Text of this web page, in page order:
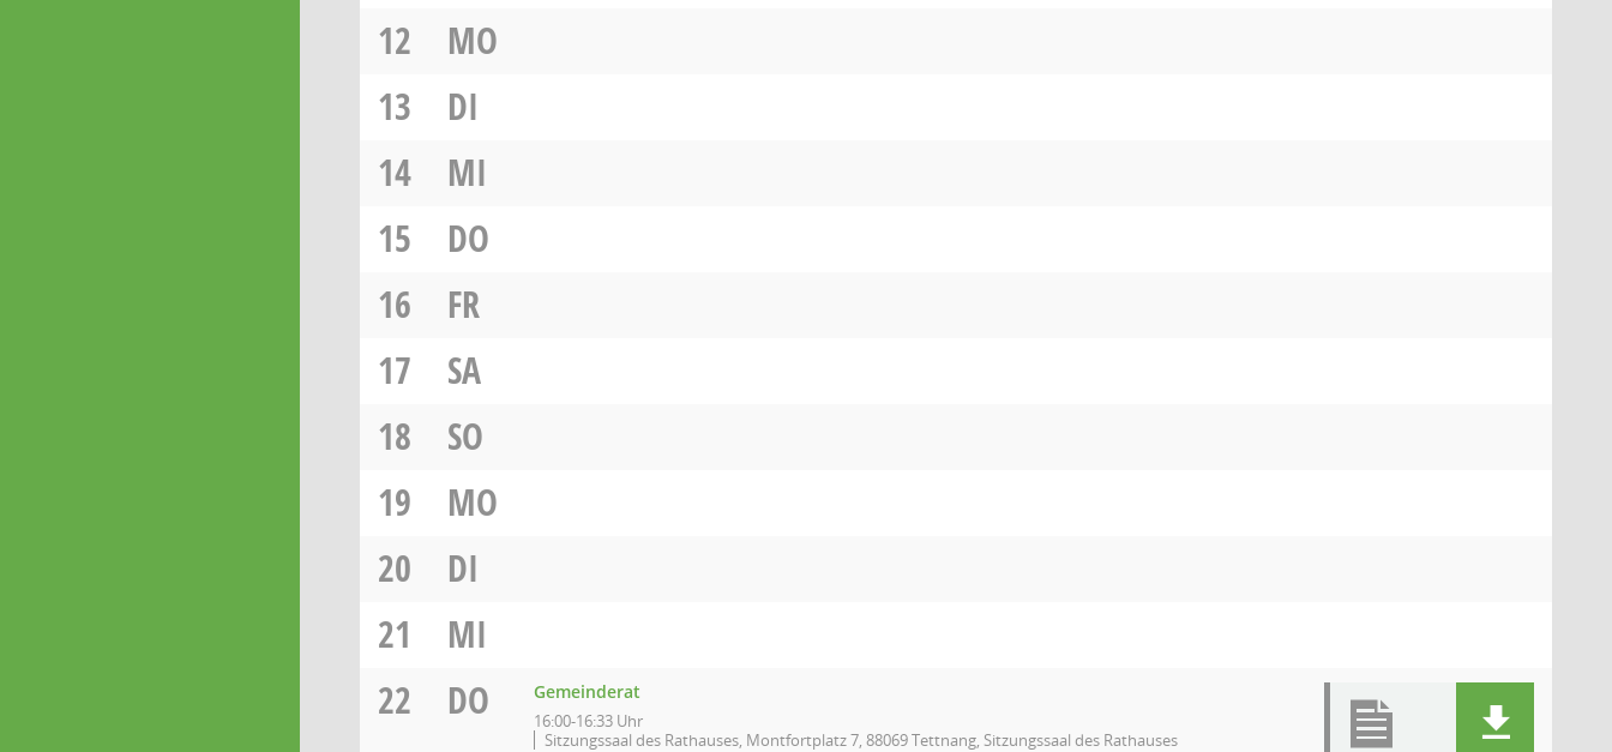
12
MO
13
DI
14
MI
15
DO
16
FR
17
SA
18
SO
19
MO
20
DI
21
MI
22
DO Gemeinderat
16:00-16:33 Uhr
Sitzungssaal des Rathauses, Montfortplatz 7, 88069 Tettnang, Sitzungssaal des Rathauses